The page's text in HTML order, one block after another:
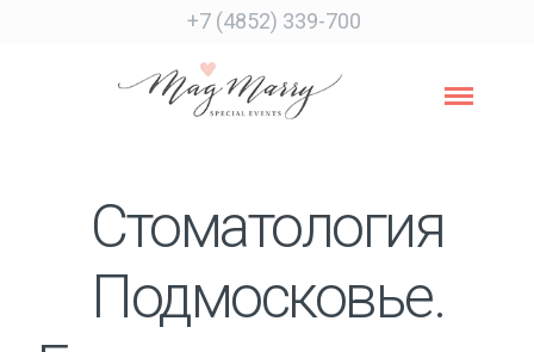
+7 (4852) 339-700
Стоматология
Подмосковье.